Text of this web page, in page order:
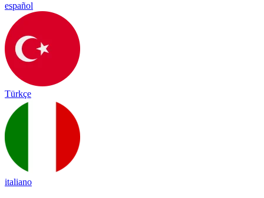
español
Türkçe
italiano